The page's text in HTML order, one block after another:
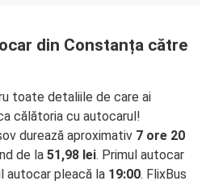
din Constanța către
toate detaliile de care ai
călătoria cu autocarul!
durează aproximativ 7 ore 20
de la 51,98 lei. Primul autocar
autocar pleacă la 19:00. FlixBus